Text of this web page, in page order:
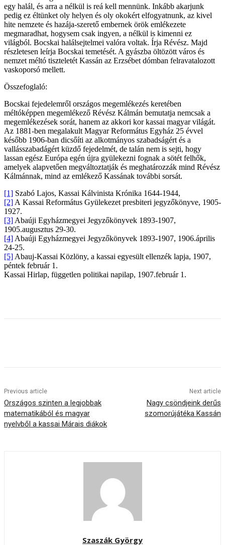
egy halál, és arra a nélkül is reá kell mennünk. Inkább akarjunk
pedig ez éltünket oly helyen és oly okokért elfogyatnunk, az kivel
hite nemzete és hazája-szerető embernek örök emlékezete
megmaradhat, hogysem csak ingyen, a nélkül is kimenni ez
világból. Bocskai halálsejtelmei valóra voltak. Írja Révész. Majd
részletesen leírja Bocskai temetését. A gyászba öltözött város és
nemzet méltó tiszteletét Kassán az Erzsébet dómban felravatalozott
vaskoporsó mellett.
Összefoglaló:
Bocskai fejedelemről országos megemlékezés keretében
méltóképpen megemlékező Révész Kálmán bemutatja nemcsak a
megemlékezések sorát, hanem az akkori kor kassai magyar világát.
Az 1881-ben megalakult Magyar Református Egyház 25 évvel
később 1906-ban dicsőíti az alkotmányos szabadságért és a
vallásszabadágért küzdő fejedelmét, de talán nem is sejti, hogy
lassan egész Európa egén újra gyülekezni fognak a sötét felhők,
amelyek alapvetően megváltoztatják és meghatározzák mind Révész
Kálmánnak, mind az emlékező Kassának további sorsát.
[1] Szabó Lajos, Kassai Kálvinista Krónika 1644-1944,
[2] A Kassai Református Gyülekezet presbiteri jegyzőkönyve, 1905-
1927.
[3] Abaúji Egyházmegyei Jegyzőkönyvek 1893-1907,
1905.augusztus 29-30.
[4] Abaúji Egyházmegyei Jegyzőkönyvek 1893-1907, 1906.április
24-25.
[5] Abauj-Kassai Közlöny, a kassai egyesült ellenzék lapja, 1907,
péntek február 1.
Kassai Hirlap, független politikai napilap, 1907.február 1.
Previous article
Országos szinten a legjobbak
matematikából és magyar
nyelvből a kassai Márais diákok
Next article
Nagy csöndjeink derűs
szomorújátéka Kassán
Szaszák György